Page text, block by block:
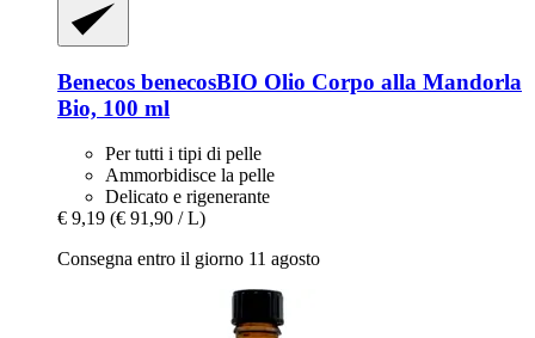
Benecos benecosBIO Olio Corpo alla Mandorla
Bio, 100 ml
Per tutti i tipi di pelle
Ammorbidisce la pelle
Delicato e rigenerante
€ 9,19 (€ 91,90 / L)
Consegna entro il giorno 11 agosto